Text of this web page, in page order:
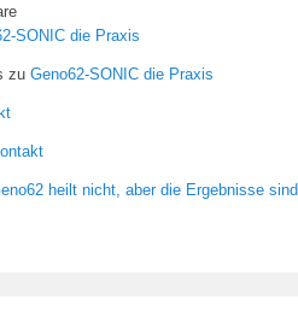
SONIC die Praxis
zu Geno62-SONIC die Praxis
heilt nicht, aber die Ergebnisse sind